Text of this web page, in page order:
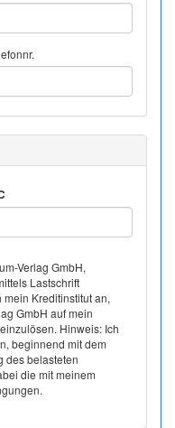
Verlag GmbH,
Lastschrift
Kreditinstitut an,
GmbH auf mein
Hinweis: Ich
beginnend mit dem
des belasteten
die mit meinem